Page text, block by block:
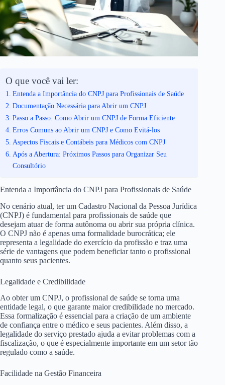
O que você vai ler:
Entenda a Importância do CNPJ para Profissionais de Saúde
Documentação Necessária para Abrir um CNPJ
Passo a Passo: Como Abrir um CNPJ de Forma Eficiente
Erros Comuns ao Abrir um CNPJ e Como Evitá-los
Aspectos Fiscais e Contábeis para Médicos com CNPJ
Após a Abertura: Próximos Passos para Organizar Seu
Consultório
Entenda a Importância do CNPJ para Profissionais de Saúde
No cenário atual, ter um Cadastro Nacional da Pessoa Jurídica
(CNPJ) é fundamental para profissionais de saúde que
desejam atuar de forma autônoma ou abrir sua própria clínica.
O CNPJ não é apenas uma formalidade burocrática; ele
representa a legalidade do exercício da profissão e traz uma
série de vantagens que podem beneficiar tanto o profissional
quanto seus pacientes.
Legalidade e Credibilidade
Ao obter um CNPJ, o profissional de saúde se torna uma
entidade legal, o que garante maior credibilidade no mercado.
Essa formalização é essencial para a criação de um ambiente
de confiança entre o médico e seus pacientes. Além disso, a
legalidade do serviço prestado ajuda a evitar problemas com a
fiscalização, o que é especialmente importante em um setor tão
regulado como a saúde.
Facilidade na Gestão Financeira